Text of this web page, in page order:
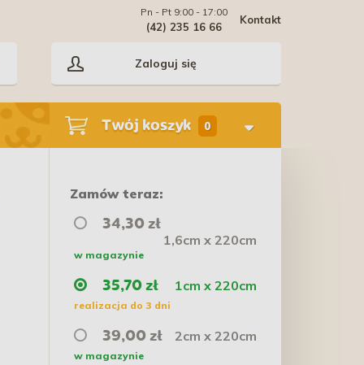
Kontakt
Pn - Pt 9:00 - 17:00
(42) 235 16 66
Zaloguj się
Twój koszyk 0
Zamów teraz:
34,30 zł
1,6cm x 220cm
w magazynie
35,70 zł 1cm x 220cm
realizacja do 3 dni
39,00 zł 2cm x 220cm
w magazynie